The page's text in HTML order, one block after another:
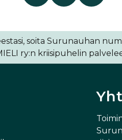
soita Surunauhan
ry:n kriisipuhelin palvelee